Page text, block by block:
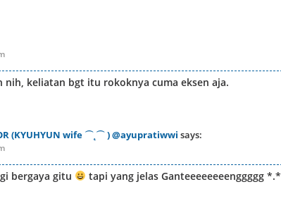
keliatan bgt itu rokoknya cuma eksen aja.
(KYUHYUN wife ⌒˛⌒ ) @ayupratiwwi says:
bergaya gitu tapi yang jelas Ganteeeeeeeenggggg *.*